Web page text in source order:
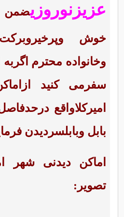
عزیزنوروزیضمن
خوش
وخانواده محترم
سفرمی کنید
امیرکلاواقع
بابل وبابلسردیدن
اماکن دیدنی شهر
تصویر: